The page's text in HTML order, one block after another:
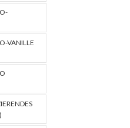
VANILLE